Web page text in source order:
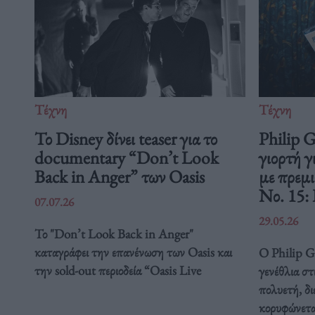
Τέχνη
Το Disney δίνει teaser για το
documentary “Don’t Look
Back in Anger” των Oasis
07.07.26
Το "Don’t Look Back in Anger"
καταγράφει την επανένωση των Oasis και
την sold-out περιοδεία “Oasis Live
Τέχνη
Philip
γιορτή
με
Νο. 15:
29.05.26
Ο Philip
γενέθλια
πολυετή,